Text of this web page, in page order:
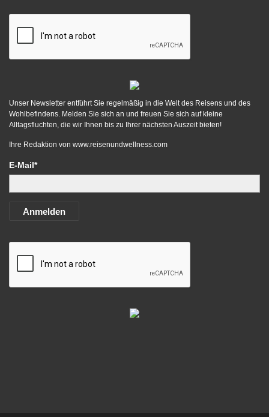
Unser Newsletter entführt Sie regelmäßig in die Welt des Reisens und des
Wohlbefindens. Melden Sie sich an und freuen Sie sich auf kleine
Alltagsfluchten, die wir Ihnen bis zu Ihrer nächsten Auszeit bieten!
Ihre Redaktion von www.reisenundwellness.com
E-Mail*
Anmelden